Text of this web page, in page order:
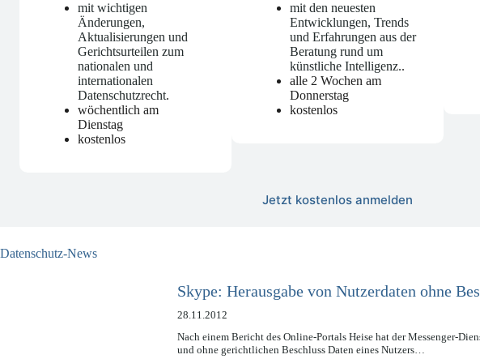
mit wichtigen
Änderungen,
Aktualisierungen und
Gerichtsurteilen zum
nationalen und
internationalen
Datenschutzrecht.
wöchentlich am
Dienstag
kostenlos
mit den neuesten
Entwicklungen, Trends
und Erfahrungen aus der
Beratung rund um
künstliche Intelligenz..
alle 2 Wochen am
Donnerstag
kostenlos
Jetzt kostenlos anmelden
Datenschutz-News
Skype: Herausgabe von Nutzerdaten ohne
28.11.2012
Nach einem Bericht des Online-Portals Heise hat der Messenger-
und ohne gerichtlichen Beschluss Daten eines Nutzers…